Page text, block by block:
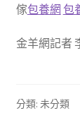
傢包養網 包
金羊網記者
分類: 未分類